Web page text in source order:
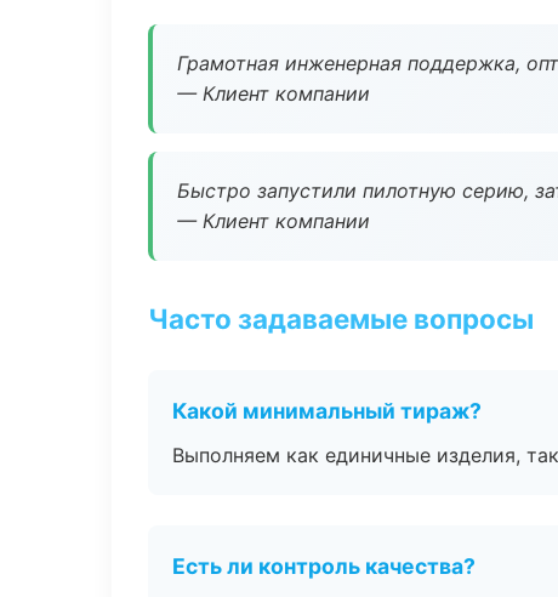
Грамотная инженерная поддержка,
— Клиент компании
Быстро запустили пилотную серию,
— Клиент компании
Часто задаваемые вопросы
Какой минимальный тираж?
Выполняем как единичные изделия,
Есть ли контроль качества?